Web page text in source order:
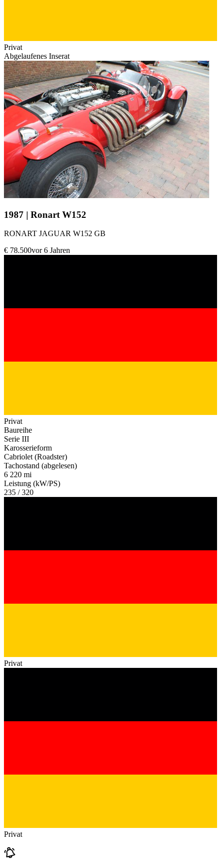
Privat
Abgelaufenes Inserat
1987 | Ronart W152
RONART JAGUAR W152 GB
€ 78.500vor 6 Jahren
Privat
Baureihe
Serie III
Karosserieform
Cabriolet (Roadster)
Tachostand (abgelesen)
6 220 mi
Leistung (kW/PS)
235 / 320
Privat
Privat